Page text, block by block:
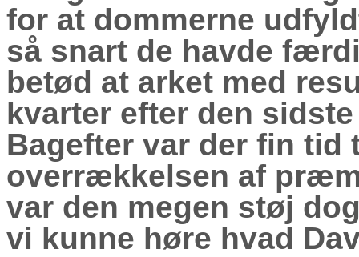
for at dommerne
så snart de havde
betød at arket med
kvarter efter den
Bagefter var der fin tid
overrækkelsen af
var den megen støj
vi kunne høre hvad